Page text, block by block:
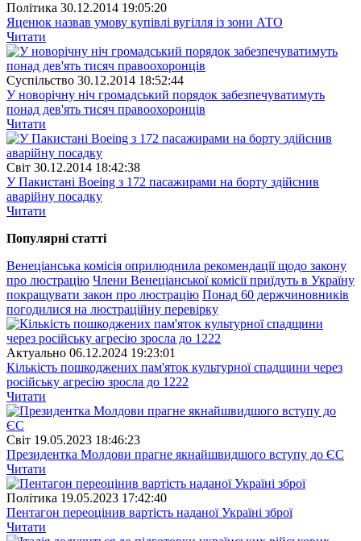
Полiтика 30.12.2014 19:05:20
Яценюк назвав умову купівлі вугілля із зони АТО
Читати
Суспiльство 30.12.2014 18:52:44
У новорічну ніч громадський порядок забезпечуватимуть
понад дев'ять тисяч правоохоронців
Читати
Свiт 30.12.2014 18:42:38
У Пакистані Boeing з 172 пасажирами на борту здійснив
аварійну посадку
Читати
Популярнi статтi
Венеціанська комісія оприлюднила рекомендації щодо закону
про люстрацію Члени Венеціанської комісії приїдуть в Україну
покращувати закон про люстрацію Понад 60 держчиновників
погодилися на люстраційну перевірку
Актуально 06.12.2024 19:23:01
Кількість пошкоджених пам'яток культурної спадщини через
російську агресію зросла до 1222
Читати
Свiт 19.05.2023 18:46:23
Президентка Молдови прагне якнайшвидшого вступу до ЄС
Читати
Полiтика 19.05.2023 17:42:40
Пентагон переоцінив вартість наданої Україні зброї
Читати